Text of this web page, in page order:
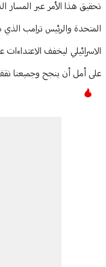
تحقيق هذا الأمر عبر المسار
المتحدة والرئيس ترامب
الاسرائيلي ليخفف
على أمل أن ينجح وجميعنا